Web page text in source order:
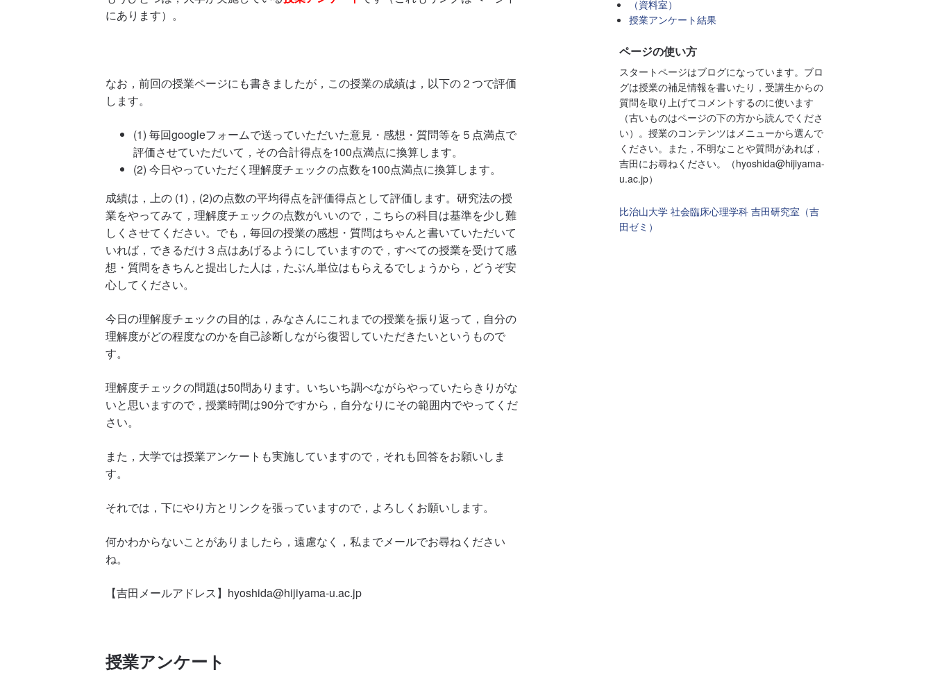
にあります）。
なお，前回の授業ページにも書きましたが，この授業の成績は，以下の２つで評価
します。
(1) 毎回googleフォームで送っていただいた意見・感想・質問等を５点満点で
評価させていただいて，その合計得点を100点満点に換算します。
(2) 今日やっていただく理解度チェックの点数を100点満点に換算します。
成績は，上の (1)，(2)の点数の平均得点を評価得点として評価します。研究法の授
業をやってみて，理解度チェックの点数がいいので，こちらの科目は基準を少し難
しくさせてください。でも，毎回の授業の感想・質問はちゃんと書いていただいて
いれば，できるだけ３点はあげるようにしていますので，すべての授業を受けて感
想・質問をきちんと提出した人は，たぶん単位はもらえるでしょうから，どうぞ安
心してください。
今日の理解度チェックの目的は，みなさんにこれまでの授業を振り返って，自分の
理解度がどの程度なのかを自己診断しながら復習していただきたいというもので
す。
理解度チェックの問題は50問あります。いちいち調べながらやっていたらきりがな
いと思いますので，授業時間は90分ですから，自分なりにその範囲内でやってくだ
さい。
また，大学では授業アンケートも実施していますので，それも回答をお願いしま
す。
それでは，下にやり方とリンクを張っていますので，よろしくお願いします。
何かわからないことがありましたら，遠慮なく，私までメールでお尋ねください
ね。
【吉田メールアドレス】hyoshida@hijiyama-u.ac.jp
授業アンケート
（資料室）
授業アンケート結果
ページの使い方
スタートページはブログになっています。ブロ
グは授業の補足情報を書いたり，受講生からの
質問を取り上げてコメントするのに使います
（古いものはページの下の方から読んでくださ
い）。授業のコンテンツはメニューから選んで
ください。また，不明なことや質問があれば，
吉田にお尋ねください。（hyoshida@hijiyama-
u.ac.jp）
比治山大学 社会臨床心理学科 吉田研究室（吉
田ゼミ）